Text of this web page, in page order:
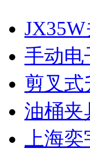
手动
剪叉
油桶夹
上海